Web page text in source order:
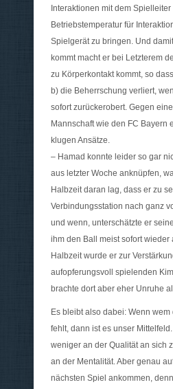
Interaktionen mit dem
Betriebstemperatur für
Spielgerät zu bringen. Und
kommt macht er bei Letzterem
zu Körperkontakt kommt, so
b) die Beherrschung verliert,
sofort zurückerobert. Gegen
Mannschaft wie den FC Bayern
klugen Ansätze.
– Hamad konnte leider so gar
aus letzter Woche anknüpfen,
Halbzeit daran lag, dass er zu
Verbindungsstation nach ganz
und wenn, unterschätzte er
ihm den Ball meist sofort wieder
Halbzeit wurde er zur
aufopferungsvoll spielenden
brachte dort aber eher Unruhe
Es bleibt also dabei: Wenn wem
fehlt, dann ist es unser
weniger an der Qualität an sich
an der Mentalität. Aber genau
nächsten Spiel ankommen,